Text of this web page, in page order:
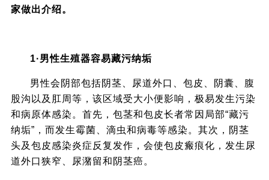
家做出介绍。
1·男性生殖器容易藏污纳垢
男性会阴部包括阴茎、尿道外口、包皮、阴囊、腹
股沟以及肛周等，该区域受大小便影响，极易发生污染
和病原体感染。首先，包茎和包皮长者常因局部“藏污
纳垢”，而发生霉菌、滴虫和病毒等感染。其次，阴茎
头及包皮感染炎症反复发作，会使包皮瘢痕化，发生尿
道外口狭窄、尿潴留和阴茎癌。